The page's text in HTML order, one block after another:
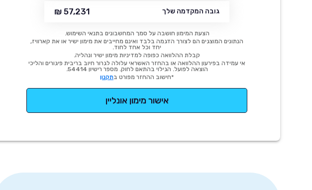
גובה המקדמה שלך 57,231 ₪
הצעת המימון חושבה על סמך המחשבונים בתנאי השימוש.
הנתונים המוצגים הם לצורך הדגמה בלבד ואינם מחייבים את מימון ישיר או את קארוויז,
יחד וכל אחד לחוד.
קבלת ההלוואה כפופה למדיניות מימון ישיר ונהליה.
אי עמידה בפירעון ההלוואה או בהחזר האשראי עלולה לגרור חיוב בריבית פיגורים והליכי
הוצאה לפועל. הגילוי בהתאם לחוק. מספר רישיון 54414.
*חישוב ההחזר מפורט בתקנון
אישור מימון אונליין